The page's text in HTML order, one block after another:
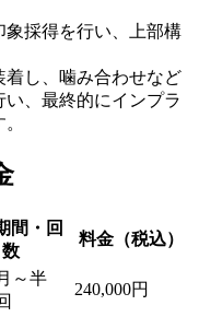
採得を行い、上部構
し、噛み合わせなど
、最終的にインプラ
間・回
数
料金（税込）
～半
240,000円